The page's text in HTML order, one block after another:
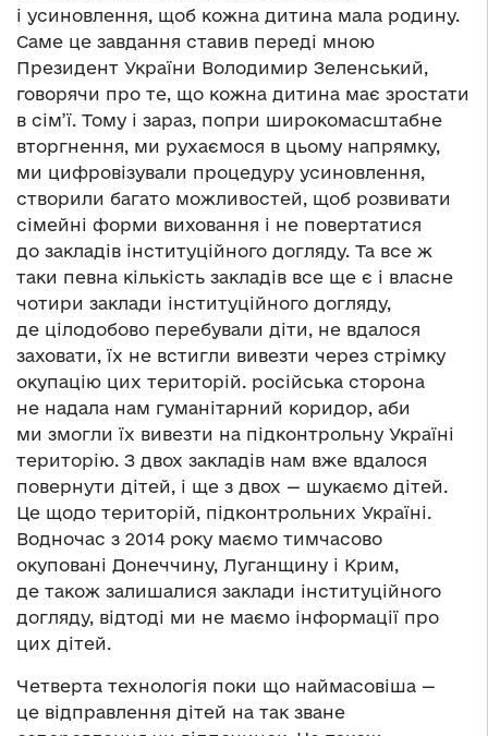
і усиновлення, щоб кожна дитина мала родину.
Саме це завдання ставив переді мною
Президент України Володимир Зеленський,
говорячи про те, що кожна дитина має зростати
в сім’ї. Тому і зараз, попри широкомасштабне
вторгнення, ми рухаємося в цьому напрямку,
ми цифровізували процедуру усиновлення,
створили багато можливостей, щоб розвивати
сімейні форми виховання і не повертатися
до закладів інституційного догляду. Та все ж
таки певна кількість закладів все ще є і власне
чотири заклади інституційного догляду,
де цілодобово перебували діти, не вдалося
заховати, їх не встигли вивезти через стрімку
окупацію цих територій. російська сторона
не надала нам гуманітарний коридор, аби
ми змогли їх вивезти на підконтрольну Україні
територію. З двох закладів нам вже вдалося
повернути дітей, і ще з двох — шукаємо дітей.
Це щодо територій, підконтрольних Україні.
Водночас з 2014 року маємо тимчасово
окуповані Донеччину, Луганщину і Крим,
де також залишалися заклади інституційного
догляду, відтоді ми не маємо інформації про
цих дітей.
Четверта технологія поки що наймасовіша —
це відправлення дітей на так зване